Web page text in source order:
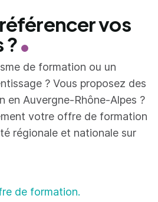
vos
?
de formation ou un
? Vous proposez des
en Auvergne-Rhône-Alpes ?
votre offre de formation
régionale et nationale sur
de formation.